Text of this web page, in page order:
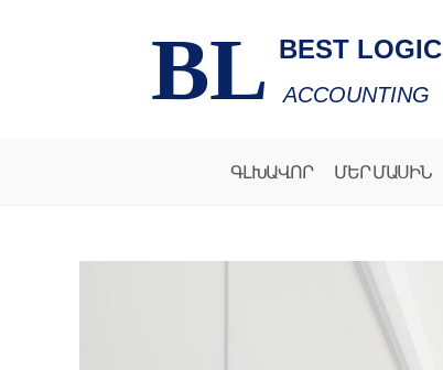
BL BEST LOGIC
ACCOUNTING
ԳԼԽԱՎՈՐ ՄԵՐ ՄԱՍԻՆ